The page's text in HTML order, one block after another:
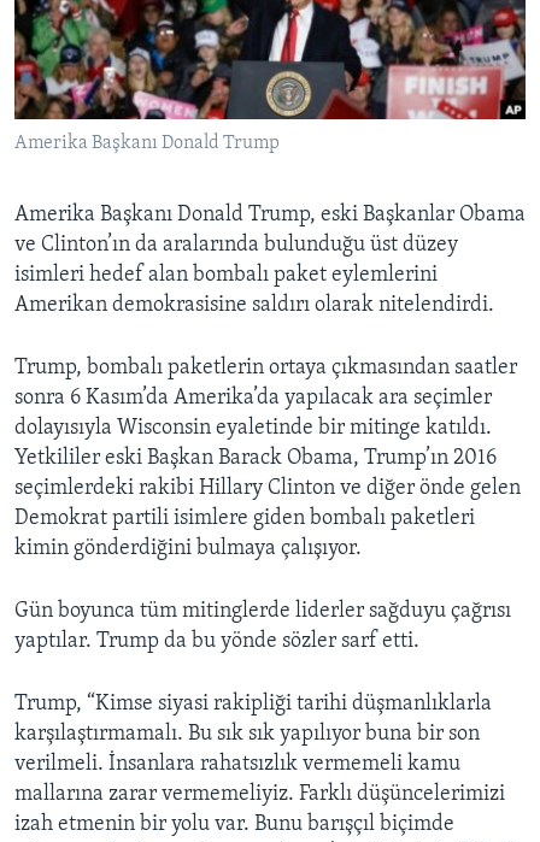
HAYATTAN
SANAT
BIZI TAKIP EDIN
Diller
Amerika Başkanı Donald Trump
Amerika Başkanı Donald Trump, eski Başkanlar Obama
ve Clinton’ın da aralarında bulunduğu üst düzey
isimleri hedef alan bombalı paket eylemlerini
Amerikan demokrasisine saldırı olarak nitelendirdi.
Trump, bombalı paketlerin ortaya çıkmasından saatler
sonra 6 Kasım’da Amerika’da yapılacak ara seçimler
dolayısıyla Wisconsin eyaletinde bir mitinge katıldı.
Yetkililer eski Başkan Barack Obama, Trump’ın 2016
seçimlerdeki rakibi Hillary Clinton ve diğer önde gelen
Demokrat partili isimlere giden bombalı paketleri
kimin gönderdiğini bulmaya çalışıyor.
Gün boyunca tüm mitinglerde liderler sağduyu çağrısı
yaptılar. Trump da bu yönde sözler sarf etti.
Trump, “Kimse siyasi rakipliği tarihi düşmanlıklarla
karşılaştırmamalı. Bu sık sık yapılıyor buna bir son
verilmeli. İnsanlara rahatsızlık vermemeli kamu
mallarına zarar vermemeliyiz. Farklı düşüncelerimizi
izah etmenin bir yolu var. Bunu barışçıl biçimde